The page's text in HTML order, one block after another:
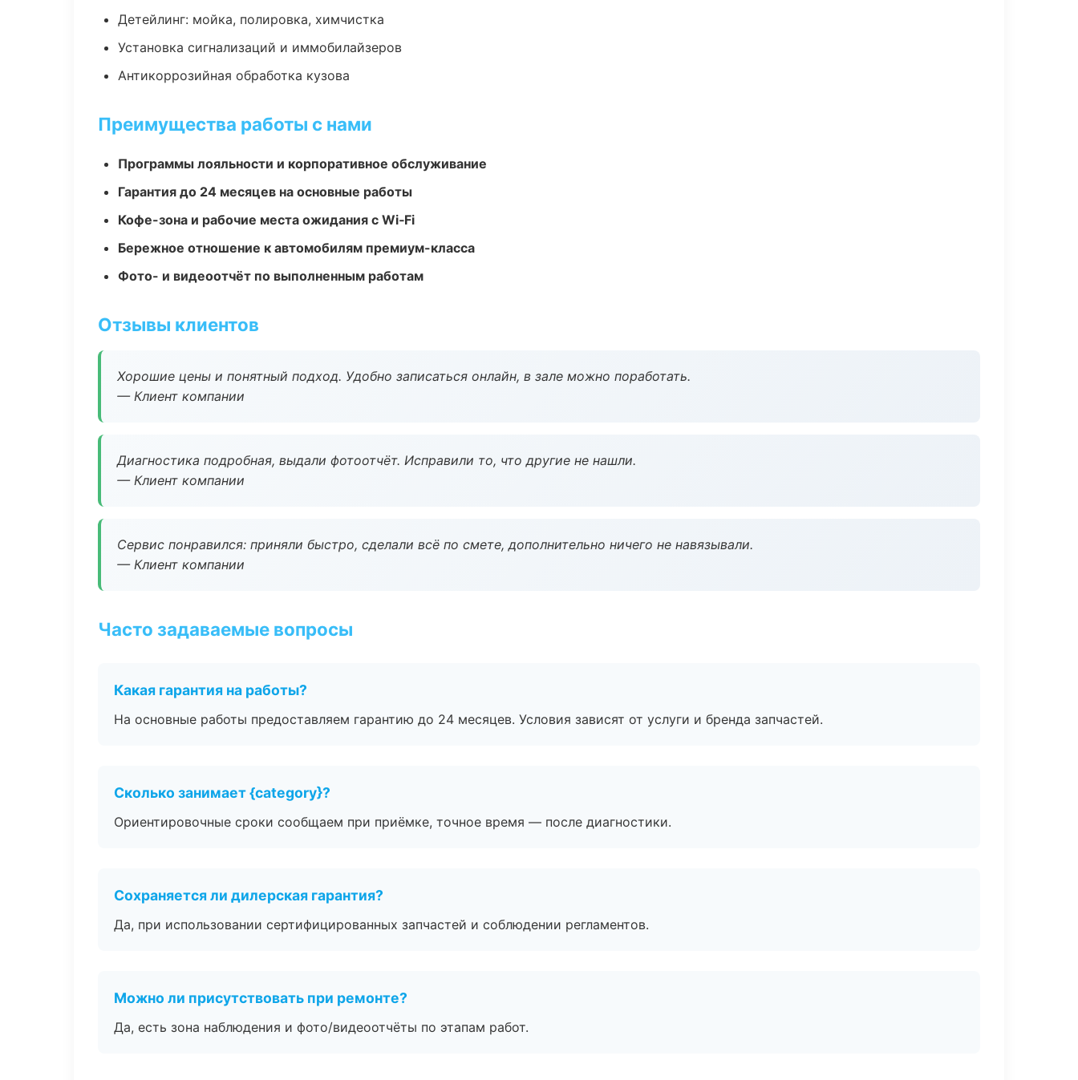
Детейлинг: мойка, полировка, химчистка
Установка сигнализаций и иммобилайзеров
Антикоррозийная обработка кузова
Преимущества работы с нами
Программы лояльности и корпоративное обслуживание
Гарантия до 24 месяцев на основные работы
Кофе-зона и рабочие места ожидания с Wi‑Fi
Бережное отношение к автомобилям премиум-класса
Фото- и видеоотчёт по выполненным работам
Отзывы клиентов
Хорошие цены и понятный подход. Удобно записаться онлайн, в зале можно поработать.
— Клиент компании
Диагностика подробная, выдали фотоотчёт. Исправили то, что другие не нашли.
— Клиент компании
Сервис понравился: приняли быстро, сделали всё по смете, дополнительно ничего не навязывали.
— Клиент компании
Часто задаваемые вопросы
Какая гарантия на работы?
На основные работы предоставляем гарантию до 24 месяцев. Условия зависят от услуги и бренда запчастей.
Сколько занимает {category}?
Ориентировочные сроки сообщаем при приёмке, точное время — после диагностики.
Сохраняется ли дилерская гарантия?
Да, при использовании сертифицированных запчастей и соблюдении регламентов.
Можно ли присутствовать при ремонте?
Да, есть зона наблюдения и фото/видеоотчёты по этапам работ.